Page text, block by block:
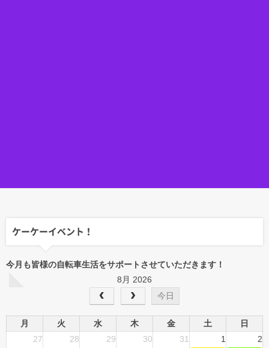
ケーケーイベント！
今月も皆様の自転車生活をサポートさせていただきます！
8月 2026
今日
月 火 水 木 金 土
日
27
28 29 30 31 1 2